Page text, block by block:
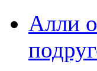
Алли